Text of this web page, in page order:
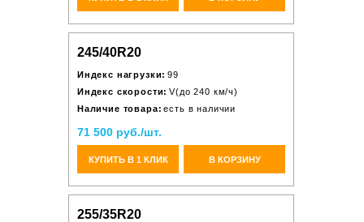
245/40R20
Индекс нагрузки: 99
Индекс скорости: V(до 240 км/ч)
Наличие товара: есть в наличии
71 500 руб./шт.
КУПИТЬ В 1 КЛИК В КОРЗИНУ
255/35R20